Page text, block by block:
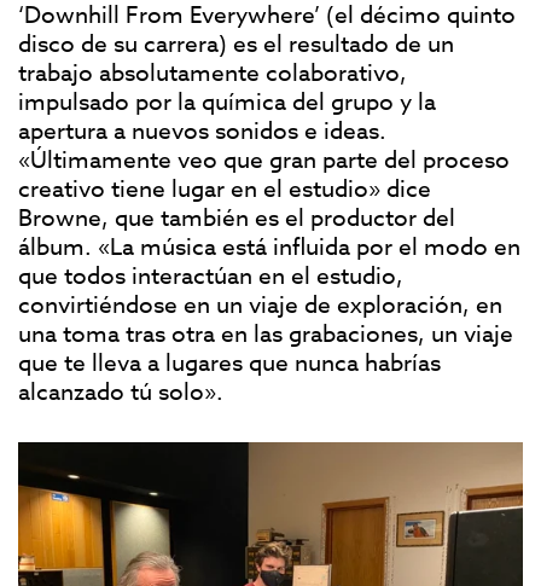
‘Downhill From Everywhere’ (el décimo quinto
disco de su carrera) es el resultado de un
trabajo absolutamente colaborativo,
impulsado por la química del grupo y la
apertura a nuevos sonidos e ideas.
«Últimamente veo que gran parte del proceso
creativo tiene lugar en el estudio» dice
Browne, que también es el productor del
álbum. «La música está influida por el modo en
que todos interactúan en el estudio,
convirtiéndose en un viaje de exploración, en
una toma tras otra en las grabaciones, un viaje
que te lleva a lugares que nunca habrías
alcanzado tú solo».